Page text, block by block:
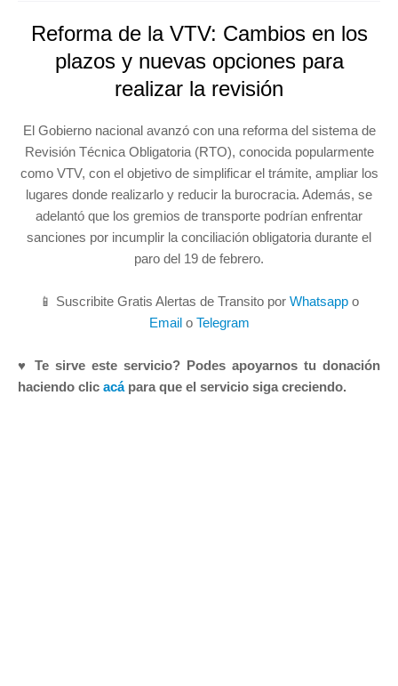
Reforma de la VTV: Cambios en los
plazos y nuevas opciones para
realizar la revisión
El Gobierno nacional avanzó con una reforma del sistema de
Revisión Técnica Obligatoria (RTO), conocida popularmente
como VTV, con el objetivo de simplificar el trámite, ampliar los
lugares donde realizarlo y reducir la burocracia. Además, se
adelantó que los gremios de transporte podrían enfrentar
sanciones por incumplir la conciliación obligatoria durante el
paro del 19 de febrero.
📱 Suscribite Gratis Alertas de Transito por Whatsapp o
Emailo Telegram
♥ Te sirve este servicio? Podes apoyarnos tu donación
haciendo clic acápara que el servicio siga creciendo.